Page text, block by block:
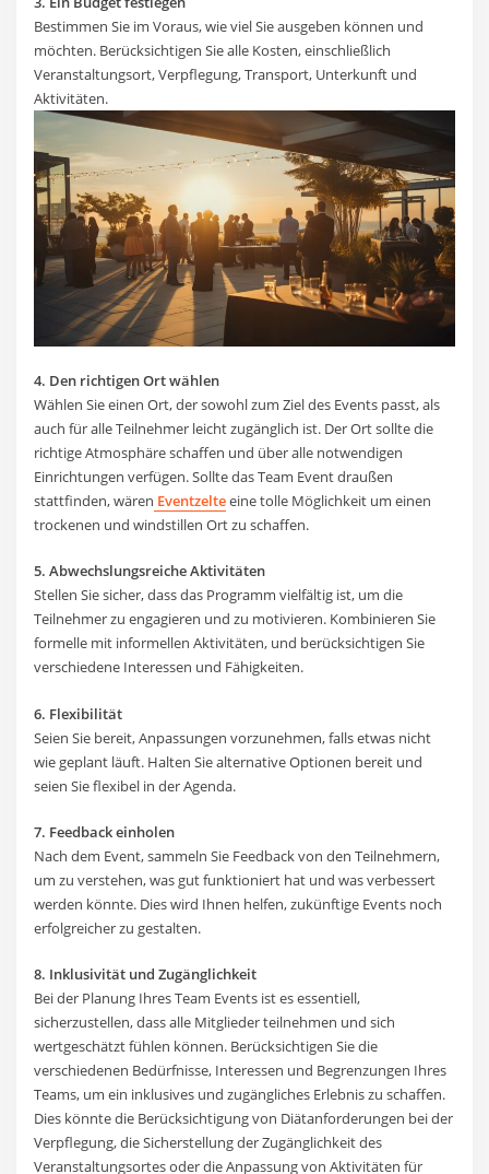
Bestimmen Sie im Voraus, wie viel Sie ausgeben können und
möchten. Berücksichtigen Sie alle Kosten, einschließlich
Veranstaltungsort, Verpflegung, Transport, Unterkunft und
Aktivitäten.
4. Den richtigen Ort wählen
Wählen Sie einen Ort, der sowohl zum Ziel des Events passt, als
auch für alle Teilnehmer leicht zugänglich ist. Der Ort sollte die
richtige Atmosphäre schaffen und über alle notwendigen
Einrichtungen verfügen. Sollte das Team Event draußen
stattfinden, wären Eventzelteeine tolle Möglichkeit um einen
trockenen und windstillen Ort zu schaffen.
5. Abwechslungsreiche Aktivitäten
Stellen Sie sicher, dass das Programm vielfältig ist, um die
Teilnehmer zu engagieren und zu motivieren. Kombinieren Sie
formelle mit informellen Aktivitäten, und berücksichtigen Sie
verschiedene Interessen und Fähigkeiten.
6. Flexibilität
Seien Sie bereit, Anpassungen vorzunehmen, falls etwas nicht
wie geplant läuft. Halten Sie alternative Optionen bereit und
seien Sie flexibel in der Agenda.
7. Feedback einholen
Nach dem Event, sammeln Sie Feedback von den Teilnehmern,
um zu verstehen, was gut funktioniert hat und was verbessert
werden könnte. Dies wird Ihnen helfen, zukünftige Events noch
erfolgreicher zu gestalten.
8. Inklusivität und Zugänglichkeit
Bei der Planung Ihres Team Events ist es essentiell,
sicherzustellen, dass alle Mitglieder teilnehmen und sich
wertgeschätzt fühlen können. Berücksichtigen Sie die
verschiedenen Bedürfnisse, Interessen und Begrenzungen Ihres
Teams, um ein inklusives und zugängliches Erlebnis zu schaffen.
Dies könnte die Berücksichtigung von Diätanforderungen bei der
Verpflegung, die Sicherstellung der Zugänglichkeit des
Veranstaltungsortes oder die Anpassung von Aktivitäten für